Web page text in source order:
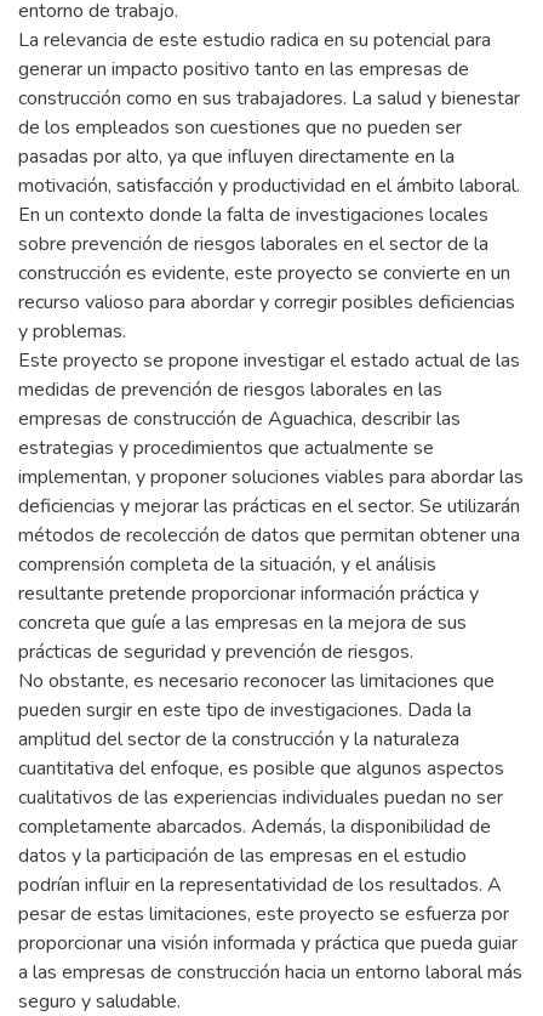
entorno de trabajo.
La relevancia de este estudio radica en su potencial para
generar un impacto positivo tanto en las empresas de
construcción como en sus trabajadores. La salud y bienestar
de los empleados son cuestiones que no pueden ser
pasadas por alto, ya que influyen directamente en la
motivación, satisfacción y productividad en el ámbito laboral.
En un contexto donde la falta de investigaciones locales
sobre prevención de riesgos laborales en el sector de la
construcción es evidente, este proyecto se convierte en un
recurso valioso para abordar y corregir posibles deficiencias
y problemas.
Este proyecto se propone investigar el estado actual de las
medidas de prevención de riesgos laborales en las
empresas de construcción de Aguachica, describir las
estrategias y procedimientos que actualmente se
implementan, y proponer soluciones viables para abordar las
deficiencias y mejorar las prácticas en el sector. Se utilizarán
métodos de recolección de datos que permitan obtener una
comprensión completa de la situación, y el análisis
resultante pretende proporcionar información práctica y
concreta que guíe a las empresas en la mejora de sus
prácticas de seguridad y prevención de riesgos.
No obstante, es necesario reconocer las limitaciones que
pueden surgir en este tipo de investigaciones. Dada la
amplitud del sector de la construcción y la naturaleza
cuantitativa del enfoque, es posible que algunos aspectos
cualitativos de las experiencias individuales puedan no ser
completamente abarcados. Además, la disponibilidad de
datos y la participación de las empresas en el estudio
podrían influir en la representatividad de los resultados. A
pesar de estas limitaciones, este proyecto se esfuerza por
proporcionar una visión informada y práctica que pueda guiar
a las empresas de construcción hacia un entorno laboral más
seguro y saludable.